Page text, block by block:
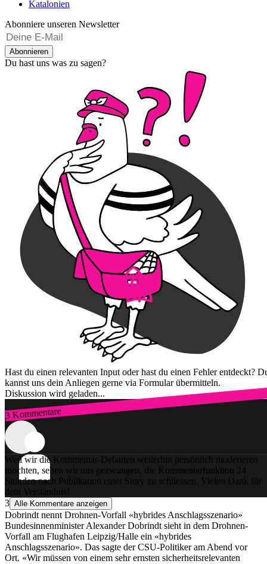
Katalonien
Abonniere unseren Newsletter
Abonnieren
Du hast uns was zu sagen?
Hast du einen relevanten Input oder hast du einen Fehler entdeckt?
kannst uns dein Anliegen gerne via Formular übermitteln.
Diskussion wird geladen...
3 Kommentare
Zum Login
Weil wir die Kommentar-Debatten weiterhin persönlich moderieren
möchten, sehen wir uns gezwungen, die Kommentarfunktion 24
Stunden nach Publikation einer Story zu schliessen. Vielen Dank für
dein Verständnis!
3 Alle Kommentare anzeigen
Dobrindt nennt Drohnen-Vorfall «hybrides Anschlagsszenario»
Bundesinnenminister Alexander Dobrindt sieht in dem Drohnen-
Vorfall am Flughafen Leipzig/Halle ein «hybrides
Anschlagsszenario». Das sagte der CSU-Politiker am Abend vor
Ort. «Wir müssen von einem sehr ernsten sicherheitsrelevanten